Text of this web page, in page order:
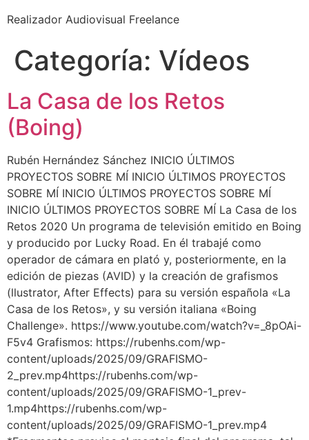
Realizador Audiovisual Freelance
Categoría: Vídeos
La Casa de los Retos
(Boing)
Rubén Hernández Sánchez INICIO ÚLTIMOS
PROYECTOS SOBRE MÍ INICIO ÚLTIMOS PROYECTOS
SOBRE MÍ INICIO ÚLTIMOS PROYECTOS SOBRE MÍ
INICIO ÚLTIMOS PROYECTOS SOBRE MÍ La Casa de los
Retos 2020 Un programa de televisión emitido en Boing
y producido por Lucky Road. En él trabajé como
operador de cámara en plató y, posteriormente, en la
edición de piezas (AVID) y la creación de grafismos
(llustrator, After Effects) para su versión española «La
Casa de los Retos», y su versión italiana «Boing
Challenge». https://www.youtube.com/watch?v=_8pOAi-
F5v4 Grafismos: https://rubenhs.com/wp-
content/uploads/2025/09/GRAFISMO-
2_prev.mp4https://rubenhs.com/wp-
content/uploads/2025/09/GRAFISMO-1_prev-
1.mp4https://rubenhs.com/wp-
content/uploads/2025/09/GRAFISMO-1_prev.mp4